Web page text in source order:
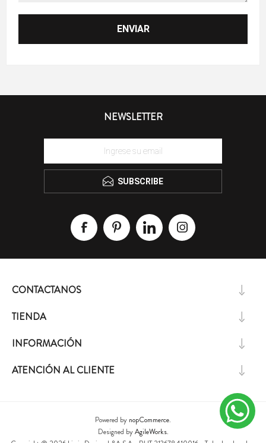
NEWSLETTER
SUBSCRIBE
CONTACTANOS
TIENDA
INFORMACIÓN
ATENCIÓN AL CLIENTE
Powered by nopCommerce.
Designed byAgileWorks.